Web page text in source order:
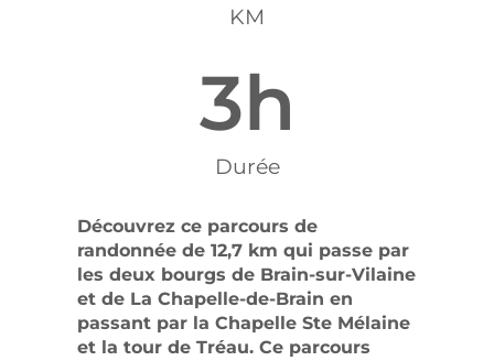
KM
Durée
3h
Découvrez ce parcours de
randonnée de 12,7 km qui passe par
les deux bourgs de Brain-sur-Vilaine
et de La Chapelle-de-Brain en
passant par la Chapelle Ste Mélaine
et la tour de Tréau. Ce parcours